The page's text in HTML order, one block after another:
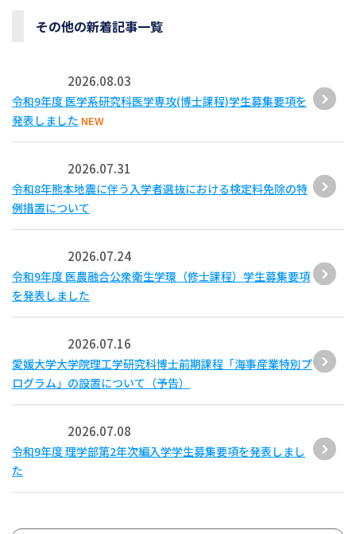
その他の新着記事一覧
2026.08.03
令和9年度 医学系研究科医学専攻(博士課程)学生募集要項を
発表しました NEW
2026.07.31
令和8年熊本地震に伴う入学者選抜における検定料免除の特
例措置について
2026.07.24
令和9年度 医農融合公衆衛生学環（修士課程）学生募集要項
を発表しました
2026.07.16
愛媛大学大学院理工学研究科博士前期課程「海事産業特別プ
ログラム」の設置について（予告）
2026.07.08
令和9年度 理学部第2年次編入学学生募集要項を発表しまし
た